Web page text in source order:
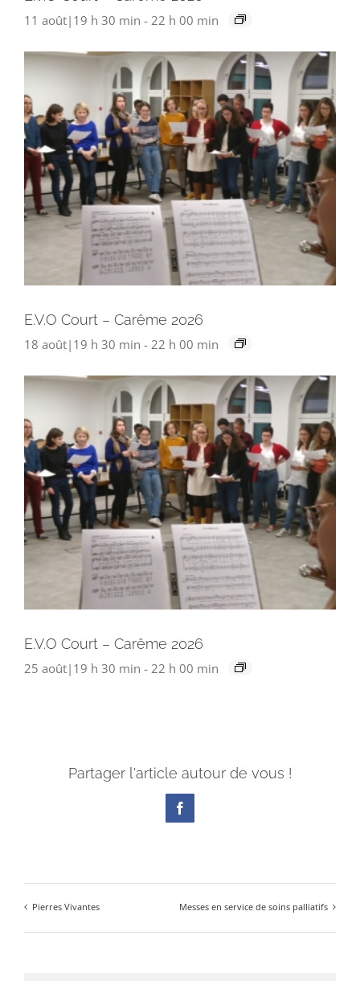
11 août|19 h 30 min - 22 h 00 min
E.V.O Court – Carême 2026
18 août|19 h 30 min - 22 h 00 min
E.V.O Court – Carême 2026
25 août|19 h 30 min - 22 h 00 min
Partager l'article autour de vous !
Facebook
Pierres Vivantes Messes en service de soins palliatifs